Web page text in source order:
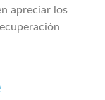
apreciar los